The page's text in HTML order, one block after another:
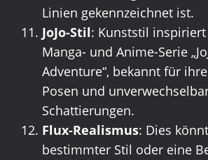
Linien gekennzeichnet ist.
JoJo-Stil: Kunststil
Manga- und Anime-Serie
Adventure“, bekannt für
Posen und
Schattierungen.
Flux-Realismus: Dies
bestimmter Stil oder eine